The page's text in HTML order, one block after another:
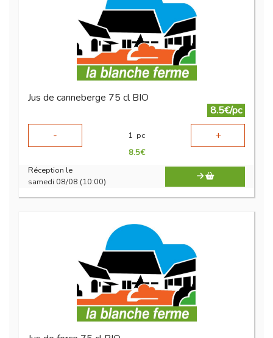
Jus de canneberge 75 cl BIO
8.5€/pc
-
1 pc +
8.5€
Réception le
samedi 08/08 (10:00)